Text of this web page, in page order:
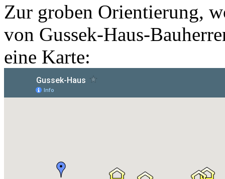
Zur groben Orientierung,
von Gussek-Haus-
eine Karte: